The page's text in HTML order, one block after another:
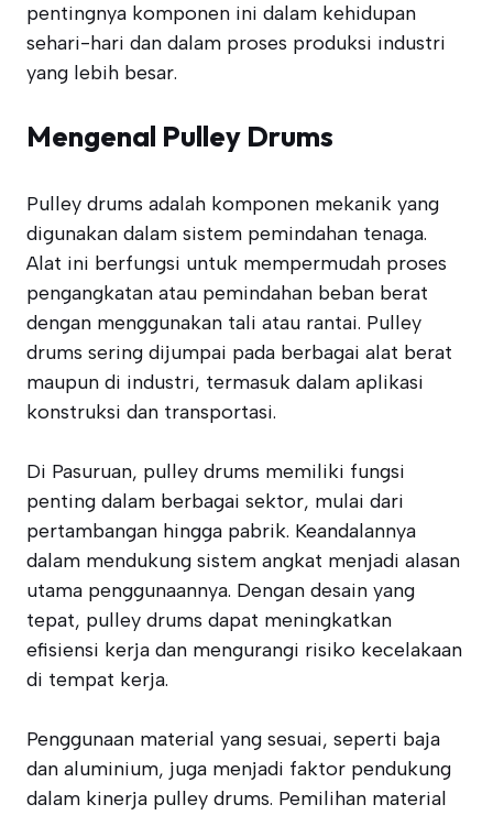
pentingnya komponen ini dalam kehidupan
sehari-hari dan dalam proses produksi industri
yang lebih besar.
Mengenal Pulley Drums
Pulley drums adalah komponen mekanik yang
digunakan dalam sistem pemindahan tenaga.
Alat ini berfungsi untuk mempermudah proses
pengangkatan atau pemindahan beban berat
dengan menggunakan tali atau rantai. Pulley
drums sering dijumpai pada berbagai alat berat
maupun di industri, termasuk dalam aplikasi
konstruksi dan transportasi.
Di Pasuruan, pulley drums memiliki fungsi
penting dalam berbagai sektor, mulai dari
pertambangan hingga pabrik. Keandalannya
dalam mendukung sistem angkat menjadi alasan
utama penggunaannya. Dengan desain yang
tepat, pulley drums dapat meningkatkan
efisiensi kerja dan mengurangi risiko kecelakaan
di tempat kerja.
Penggunaan material yang sesuai, seperti baja
dan aluminium, juga menjadi faktor pendukung
dalam kinerja pulley drums. Pemilihan material